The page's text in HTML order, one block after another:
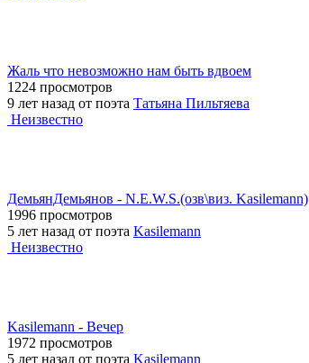
Жаль что невозможно нам быть вдвоем
1224 просмотров
9 лет назад от поэта Татьяна Пильтяева
Неизвестно
ДемьянДемьянов - N.E.W.S.(озв\виз. Kasilemann)
1996 просмотров
5 лет назад от поэта Kasilemann
Неизвестно
Kasilemann - Вечер
1972 просмотров
5 лет назад от поэта Kasilemann